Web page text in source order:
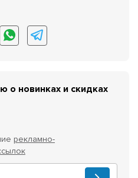
о новинках и скидках
рекламно-